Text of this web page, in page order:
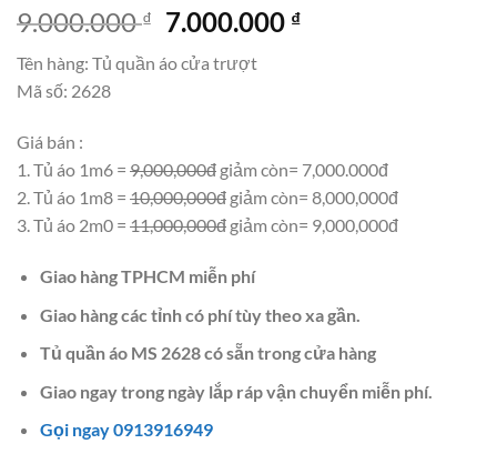
9.000.000₫
Giá
gốc
là:
7.000.000 ₫Giá
Tên hàng: Tủ quần áo cửa trượt
Mã số: 2628
Giá bán :
1. Tủ áo 1m6 = 9,000,000đ giảm còn= 7,000.000đ
2. Tủ áo 1m8 = 10,000,000đ giảm còn= 8,000,000đ
3. Tủ áo 2m0 = 11,000,000đ giảm còn= 9,000,000đ
Giao hàng TPHCM miễn phí
Giao hàng các tỉnh có phí tùy theo xa gần.
Tủ quần áo MS 2628 có sẵn trong cửa hàng
Giao ngay trong ngày lắp ráp vận chuyển miễn phí.
Gọi ngay 0913916949